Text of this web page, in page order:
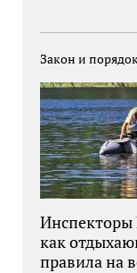
Закон и
как
правила на